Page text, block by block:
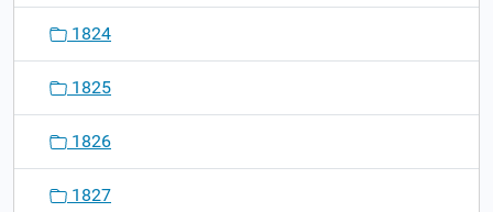
1824
1825
1826
1827